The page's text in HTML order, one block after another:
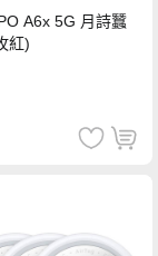
A6x 5G 月詩蠶
紅)